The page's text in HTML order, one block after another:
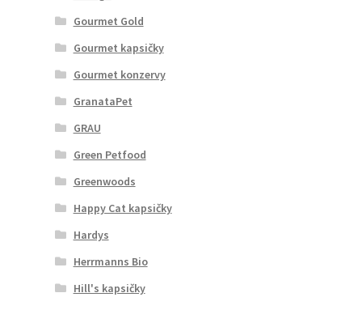
Gourmet Gold
Gourmet kapsičky
Gourmet konzervy
GranataPet
GRAU
Green Petfood
Greenwoods
Happy Cat kapsičky
Hardys
Herrmanns Bio
Hill's kapsičky